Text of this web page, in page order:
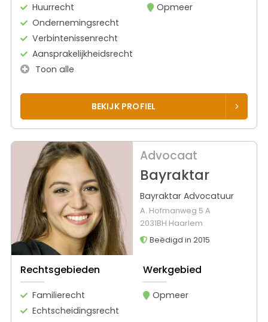
Huurrecht
Ondernemingsrecht
Verbintenissenrecht
Aansprakelijkheidsrecht
Toon alle
Opmeer
BEKIJK PROFIEL
Advocaat
Bayraktar
Bayraktar Advocatuur
A. Hofmanweg 5 A
2031BH Haarlem
Beëdigd in 2015
Rechtsgebieden
Familierecht
Echtscheidingsrecht
Werkgebied
Opmeer